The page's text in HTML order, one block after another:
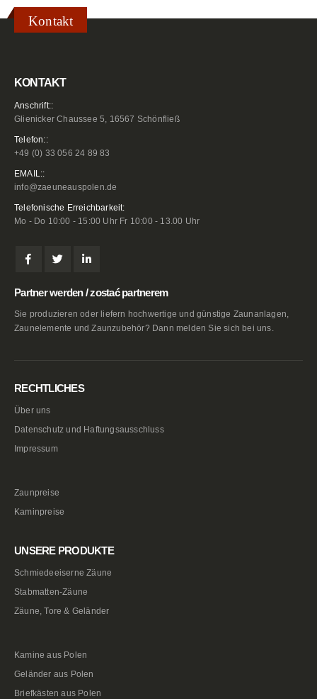
Kontakt
KONTAKT
Anschrift::
Glienicker Chaussee 5, 16567 Schönfließ
Telefon::
+49 (0) 33 056 24 89 83
EMAIL::
info@zaeuneauspolen.de
Telefonische Erreichbarkeit:
Mo - Do 10:00 - 15:00 Uhr Fr 10:00 - 13.00 Uhr
Partner werden / zostać partnerem
Sie produzieren oder liefern hochwertige und günstige Zaunanlagen,
Zaunelemente und Zaunzubehör? Dann melden Sie sich bei uns.
RECHTLICHES
Über uns
Datenschutz und Haftungsausschluss
Impressum
Zaunpreise
Kaminpreise
UNSERE PRODUKTE
Schmiedeeiserne Zäune
Stabmatten-Zäune
Zäune, Tore & Geländer
Kamine aus Polen
Geländer aus Polen
Briefkästen aus Polen